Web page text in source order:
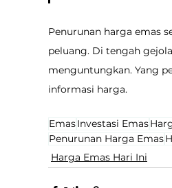
Penurunan harga emas
peluang. Di tengah
menguntungkan. Yang
informasi harga.
EmasInvestasi Emas
Penurunan Harga Emas
Harga Emas Hari Ini